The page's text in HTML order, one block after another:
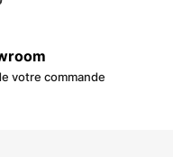
votre commande